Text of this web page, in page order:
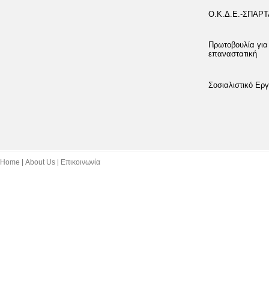
Ο.Κ.Δ.Ε.-
Πρωτοβουλία
επαναστατική
Σοσιαλιστικό
Home About Us Επικοινωνία